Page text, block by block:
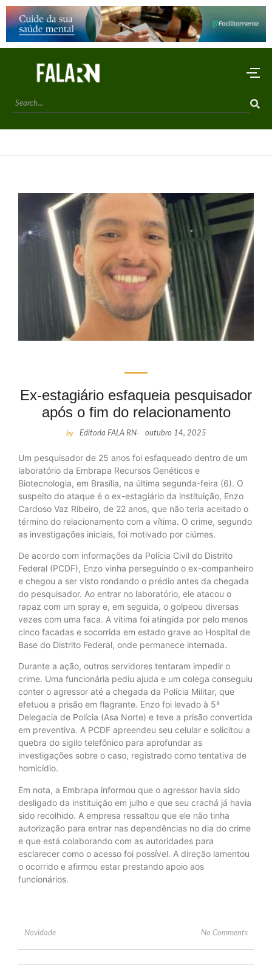
Ex-estagiário esfaqueia pesquisador
após o fim do relacionamento
by Editoria FALA RN- outubro 14, 2025
Um pesquisador de 25 anos foi esfaqueado dentro de um
laboratório da Embrapa Recursos Genéticos e
Biotecnologia, em Brasília, na última segunda-feira (6). O
suspeito do ataque é o ex-estagiário da instituição, Enzo
Cardoso Vaz Ribeiro, de 22 anos, que não teria aceitado o
término do relacionamento com a vítima. O crime, segundo
as investigações iniciais, foi motivado por ciúmes.
De acordo com informações da Polícia Civil do Distrito
Federal (PCDF), Enzo vinha perseguindo o ex-companheiro
e chegou a ser visto rondando o prédio antes da chegada
do pesquisador. Ao entrar no laboratório, ele atacou o
rapaz com um spray e, em seguida, o golpeou diversas
vezes com uma faca. A vítima foi atingida por pelo menos
cinco facadas e socorrida em estado grave ao Hospital de
Base do Distrito Federal, onde permanece internada.
Durante a ação, outros servidores tentaram impedir o
crime. Uma funcionária pediu ajuda e um colega conseguiu
conter o agressor até a chegada da Polícia Militar, que
efetuou a prisão em flagrante. Enzo foi levado à 5ª
Delegacia de Polícia (Asa Norte) e teve a prisão convertida
em preventiva. A PCDF apreendeu seu celular e solicitou a
quebra do sigilo telefônico para aprofundar as
investigações sobre o caso, registrado como tentativa de
homicídio.
Em nota, a Embrapa informou que o agressor havia sido
desligado da instituição em julho e que seu crachá já havia
sido recolhido. A empresa ressaltou que ele não tinha
autorização para entrar nas dependências no dia do crime
e que está colaborando com as autoridades para
esclarecer como o acesso foi possível. A direção lamentou
o ocorrido e afirmou estar prestando apoio aos
funcionários.
Novidade No Comments